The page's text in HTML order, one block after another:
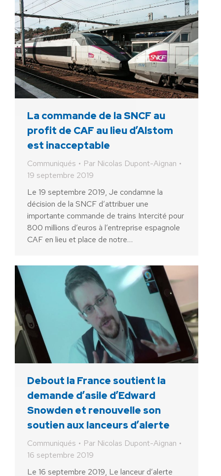
La commande de la SNCF au
profit de CAF au lieu d’Alstom
est inacceptable
Communiqués Par Nicolas Dupont-Aignan
19 septembre 2019
Le 19 septembre 2019, Je condamne la
décision de la SNCF d’attribuer une
importante commande de trains Intercité pour
800 millions d’euros à l’entreprise espagnole
CAF en lieu et place de notre…
Debout la France soutient la
demande d’asile d’Edward
Snowden et renouvelle son
soutien aux lanceurs d’alerte
Communiqués Par Nicolas Dupont-Aignan
16 septembre 2019
Le 16 septembre 2019, Le lanceur d’alerte